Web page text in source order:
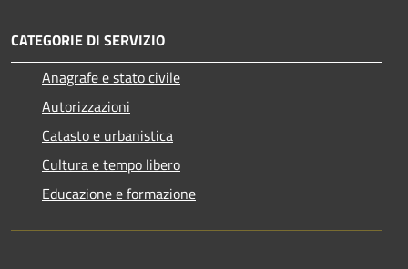
CATEGORIE DI SERVIZIO
Anagrafe e stato civile
Autorizzazioni
Catasto e urbanistica
Cultura e tempo libero
Educazione e formazione